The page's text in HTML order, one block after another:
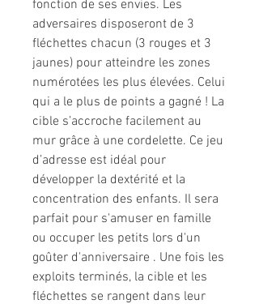
fonction de ses envies. Les
adversaires disposeront de 3
fléchettes chacun (3 rouges et 3
jaunes) pour atteindre les zones
numérotées les plus élevées. Celui
qui a le plus de points a gagné ! La
cible s’accroche facilement au
mur grâce à une cordelette. Ce jeu
d’adresse est idéal pour
développer la dextérité et la
concentration des enfants. Il sera
parfait pour s'amuser en famille
ou occuper les petits lors d'un
goûter d'anniversaire . Une fois les
exploits terminés, la cible et les
fléchettes se rangent dans leur